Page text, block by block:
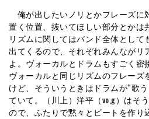
俺が出したいノリとかフレーズに
置く位置、抜いてほしい部分とかは
リズムに関してはバンド全体とし
出てくるので、それぞれみんながリ
よ。ヴォーカルとドラムもすごく
ヴォーカルと同じリズムのフレーズ
けど、そういうときはドラムが“歌
ていて。（川上）洋平（vo,g）はそ
ので、ふたりで黙々とビートを作り